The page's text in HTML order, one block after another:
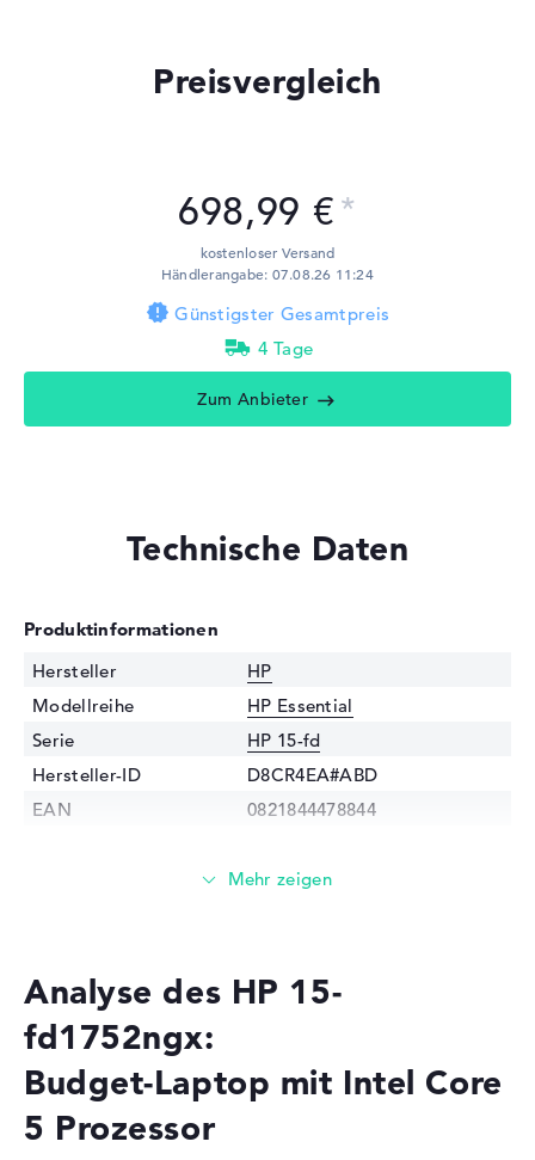
Preisvergleich
698,99 €
kostenloser Versand
Händlerangabe: 07.08.26 11:24
Günstigster Gesamtpreis
4 Tage
Zum Anbieter
Technische Daten
Produktinformationen
Hersteller
HP
Modellreihe
HP Essential
Serie
HP 15-fd
Hersteller-ID
D8CR4EA#ABD
EAN
0821844478844
Intel Core 5 120U / 0,9 GHz
Cache
9.5 - 12 MB (L2/L3-Cache)
Grafikkarte
Grafikprozessor
Intel Iris Xe Graphics G7 80
EUs
RAM
Analyse des HP 15-
fd1752ngx:
Budget-Laptop mit Intel Core
5 Prozessor